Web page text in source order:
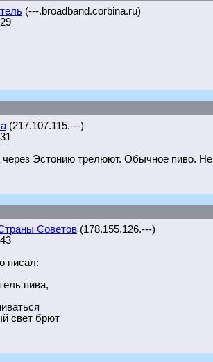
(---.broadband.corbina.ru)
(217.107.115.---)
через Эстонию трелюют. Обычное пиво.
Советов (178.155.126.---)
писал:
пива,
свет брют